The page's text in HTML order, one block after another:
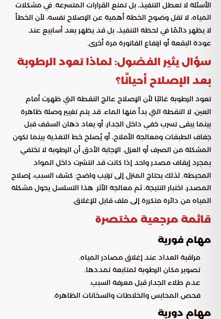
الأسئلة لا تعطل التنفيذ، بل تمنع القرارات المتسرعة. في مشكلات
المياه، لا تقل وضوح الخطة أهمية عن الإصلاح نفسه، لأن الخطأ
لا يظهر دائمًا في لحظة التنفيذ، بل قد يظهر بعد أسابيع عند
عودة البقعة أو ارتفاع الفاتورة مرة أخرى.
سؤال يثير الفضول: لماذا تعود الرطوبة
بعد الإصلاح أحيانًا؟
تعود الرطوبة غالبًا لأن الإصلاح عالج النقطة التي ظهرت أمام
العين، لا النقطة التي بدأ منها الماء. قد يتم تغيير وصلة ظاهرة
بينما يبقى تسرب خفي داخل الجدار، أو يعاد دهان السقف قبل
جفاف الطبقات ومعالجة الأملاح، أو يُصلح خط التغذية بينما تكون
المشكلة من الصرف أو العزل. الإجابة الأدق أن الرطوبة لا تختفي
بمجرد إيقاف مصدر واحد إذا كانت قد انتشرت داخل المواد
المحيطة. لذلك يحتاج المنزل إلى ترتيب واضح: كشف السبب، إصلاح
المصدر، اختبار النتيجة، ثم معالجة الأثر. هذا التسلسل يحول مشكلة
المياه من دائرة متكررة إلى ملف قابل للإغلاق.
قائمة مرجعية مختصرة
مهام فورية
مراقبة العداد عند إغلاق مصادر المياه.
تصوير مكان الرطوبة لمتابعة تمددها.
عدم طلاء الجدار قبل معرفة السبب.
فحص المحابس والخلاطات والسخانات الظاهرة.
مهام دورية